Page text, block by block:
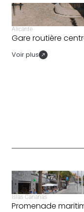
Alicante
Gare routière
Voir plus
Islas Canarias
Promenade